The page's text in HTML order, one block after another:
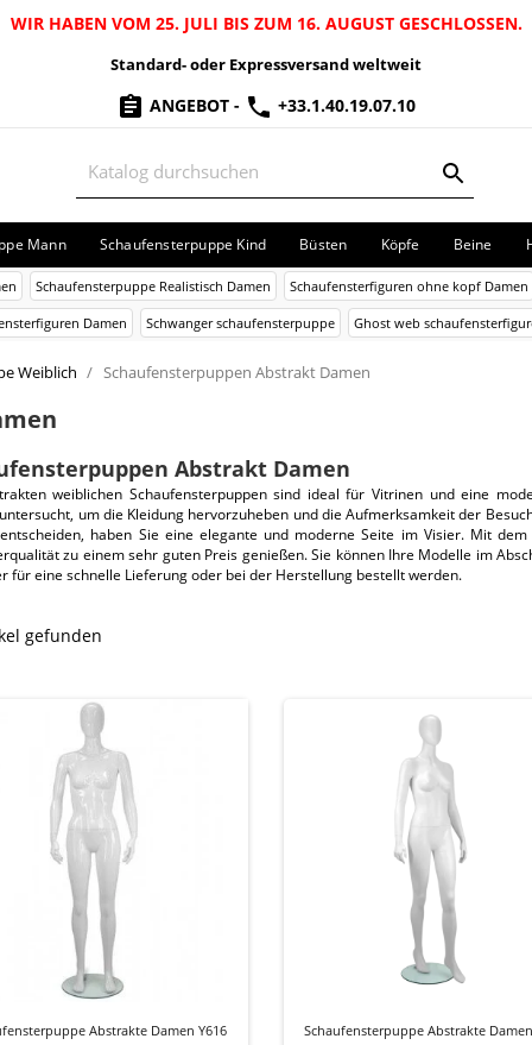
WIR HABEN VOM 25. JULI BIS ZUM 16. AUGUST GESCHLOSSEN.
Standard- oder Expressversand weltweit
ANGEBOT - +33.1.40.19.07.10
Mann Schaufensterpuppe Kind Büsten Köpfe Beine
Schaufensterpuppe Realistisch Damen Schaufensterfiguren ohne kopf Damen
Damen Schwanger schaufensterpuppe Ghost web
Weiblich Schaufensterpuppen Abstrakt Damen
Abstrakt Damen
weiblichen Schaufensterpuppen sind ideal für Vitrinen und eine
um die Kleidung hervorzuheben und die Aufmerksamkeit der
haben Sie eine elegante und moderne Seite im Visier. Mit
zu einem sehr guten Preis genießen. Sie können Ihre Modelle im
für eine schnelle Lieferung oder bei der Herstellung bestellt werden.
gefunden
Abstrakte Damen Y616 Schaufensterpuppe Abstrakte